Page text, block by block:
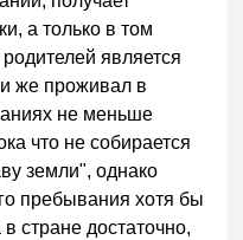
а только в том
является
же проживал в
не меньше
что не собирается
земли", однако
пребывания хотя бы
стране достаточно,